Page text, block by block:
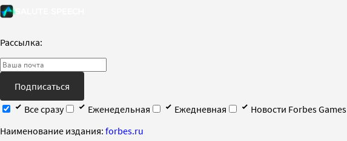
Рассылка:
Подписаться
Все сразу
Еженедельная Ежедневная
Новости Forbes Games
Наименование издания: forbes.ru